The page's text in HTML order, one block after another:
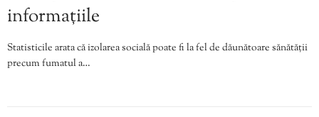
informațiile
Statisticile arata că izolarea socială poate fi la fel de dăunătoare sănătății
precum fumatul a…